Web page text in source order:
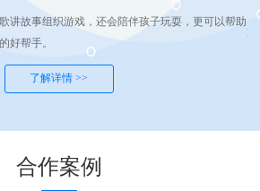
讲故事组织游戏，还会陪伴孩子玩耍，更可以帮助
好帮手。
了解详情 >>
合作案例